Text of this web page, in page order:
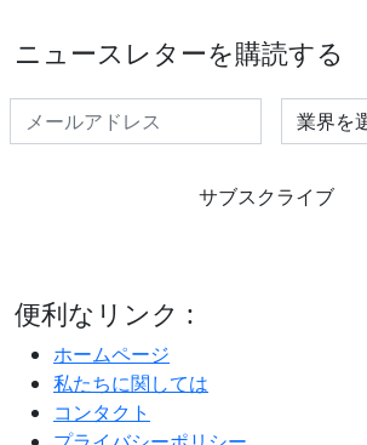
ニュースレターを購読する
Select
サブスクライブ
便利なリンク :
ホームページ
私たちに関しては
コンタクト